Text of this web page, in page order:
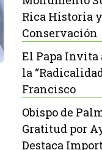
Rica Historia
Conservación
El Papa Invita
la
Francisco
Obispo de
Gratitud por
Destaca